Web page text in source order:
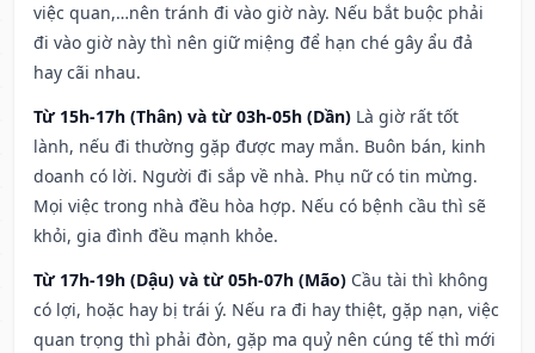
việc quan,…nên tránh đi vào giờ này. Nếu bắt buộc phải
đi vào giờ này thì nên giữ miệng để hạn ché gây ẩu đả
hay cãi nhau.
Từ 15h-17h (Thân) và từ 03h-05h (Dần) Là giờ rất tốt
lành, nếu đi thường gặp được may mắn. Buôn bán, kinh
doanh có lời. Người đi sắp về nhà. Phụ nữ có tin mừng.
Mọi việc trong nhà đều hòa hợp. Nếu có bệnh cầu thì sẽ
khỏi, gia đình đều mạnh khỏe.
Từ 17h-19h (Dậu) và từ 05h-07h (Mão) Cầu tài thì không
có lợi, hoặc hay bị trái ý. Nếu ra đi hay thiệt, gặp nạn, việc
quan trọng thì phải đòn, gặp ma quỷ nên cúng tế thì mới